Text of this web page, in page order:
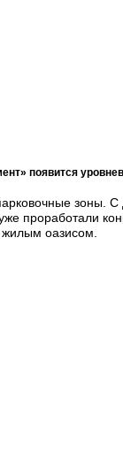
появится
зоны.
проработали
оазисом.